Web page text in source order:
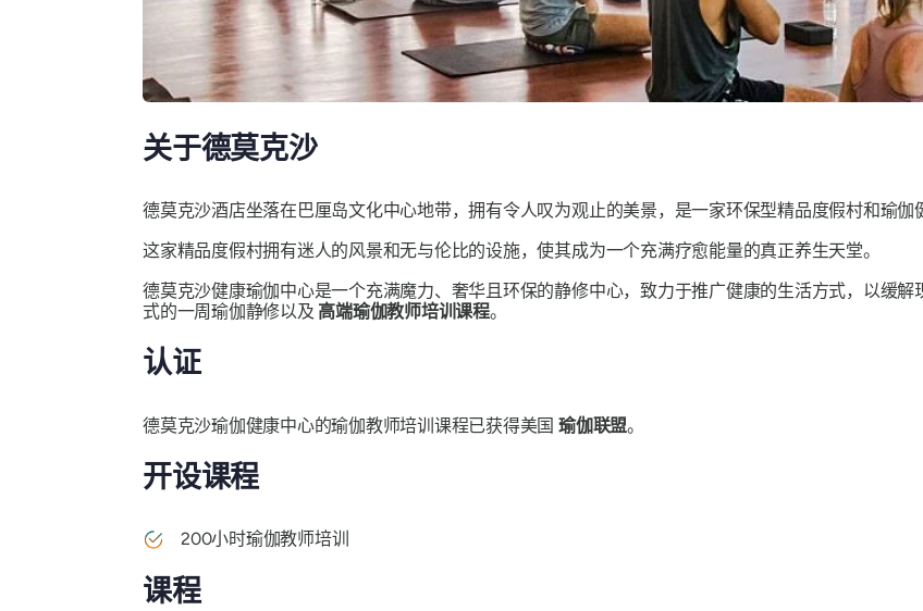
关于德莫克沙
德莫克沙酒店坐落在巴厘岛文化中心地带，拥有令人叹为观止的美景，是一家环保型精品度假村和瑜伽
这家精品度假村拥有迷人的风景和无与伦比的设施，使其成为一个充满疗愈能量的真正养生天堂。
德莫克沙健康瑜伽中心是一个充满魔力、奢华且环保的静修中心，致力于推广健康的生活方式，以缓
式的一周瑜伽静修以及 高端瑜伽教师培训课程。
认证
德莫克沙瑜伽健康中心的瑜伽教师培训课程已获得美国 瑜伽联盟。
开设课程
200小时瑜伽教师培训
课程